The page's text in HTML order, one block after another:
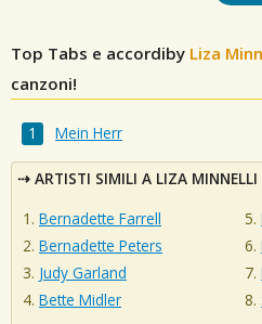
Top Tabs e accordiby Liza
canzoni!
Mein Herr
ARTISTI SIMILI A LIZA MINNELLI
Bernadette Farrell
Bernadette Peters
Judy Garland
Bette Midler